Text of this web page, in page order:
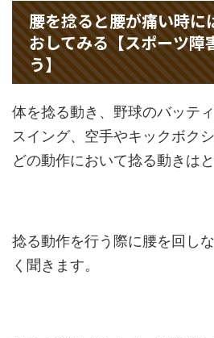
腰を捻ると腰が痛い時に
おしてみる【スポーツ障
う】
体を捻る動き、野球のバッテ
スイング、空手やキックボク
どの動作において捻る動きは
捻る動作を行う際に腰を回し
く聞きます。